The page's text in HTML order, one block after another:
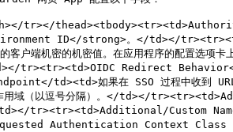
tr></
ID</strong>。</td></
机密的机密值。在应用程序的配置选
tr><tr><td>OIDC Redirect
td><td>如果在 SSO 过程中收到
域（以逗号分隔）。</td></
</td></tr><tr><td>Additional/Custom
Authentication Context